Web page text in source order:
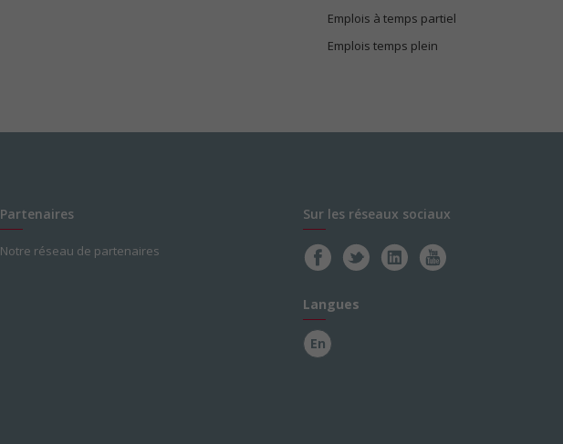
Emplois à temps partiel
Emplois temps plein
Partenaires
Notre réseau de partenaires
Sur les réseaux sociaux
Langues
En